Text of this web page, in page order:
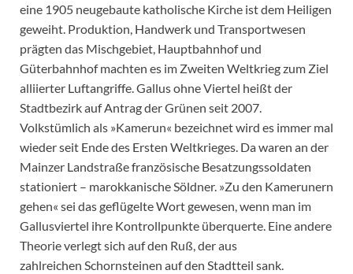
eine 1905 neugebaute katholische Kirche ist dem Heiligen
geweiht. Produktion, Handwerk und Transportwesen
prägten das Mischgebiet, Hauptbahnhof und
Güterbahnhof machten es im Zweiten Weltkrieg zum Ziel
alliierter Luftangriffe. Gallus ohne Viertel heißt der
Stadtbezirk auf Antrag der Grünen seit 2007.
Volkstümlich als »Kamerun« bezeichnet wird es immer mal
wieder seit Ende des Ersten Weltkrieges. Da waren an der
Mainzer Landstraße französische Besatzungssoldaten
stationiert – marokkanische Söldner. »Zu den Kamerunern
gehen« sei das geflügelte Wort gewesen, wenn man im
Gallusviertel ihre Kontrollpunkte überquerte. Eine andere
Theorie verlegt sich auf den Ruß, der aus
zahlreichen Schornsteinen auf den Stadtteil sank.